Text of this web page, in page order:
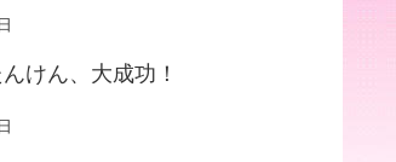
けん、大成功！